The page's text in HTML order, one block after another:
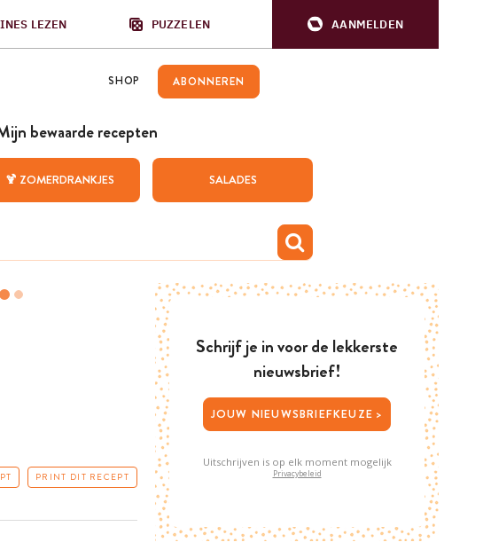
LEZEN PUZZELEN AANMELDEN
SHOP ABONNEREN
bewaarde recepten
🍹 ZOMERDRANKJES SALADES
PRINT DIT RECEPT
Schrijf je in voor de lekkerste
nieuwsbrief!
JOUW NIEUWSBRIEFKEUZE >
Uitschrijven is op elk moment mogelijk
Privacybeleid